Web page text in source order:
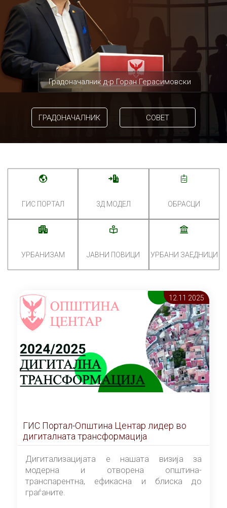
Градоначалник д-р Горан Герасимовски
ГРАДОНАЧАЛНИК СОВЕТ
ГИС ПОРТАЛ 3Д МОДЕЛ ОБРАСЦИ
УРБАНИЗАМ ЈАВНИ ПОВИЦИ УРБАНИ ЗАЕДНИЦИ
12.11 2025
ГИС Портал-Општина Центар лидер во
дигиталната трансформација
Дигитализацијата е нашата визија за
модерна и отворена општина-
транспарентна, ефикасна и блиска до
граѓаните.